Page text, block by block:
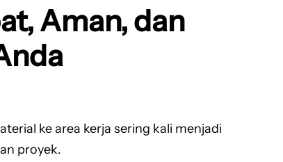
Aman, dan
ke area kerja sering kali menjadi
proyek.